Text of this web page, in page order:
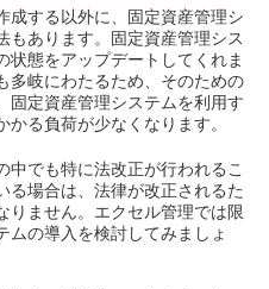
成する以外に、固定資産管理シ
もあります。固定資産管理シス
状態をアップデートしてくれま
多岐にわたるため、そのための
固定資産管理システムを利用す
る負荷が少なくなります。
中でも特に法改正が行われるこ
る場合は、法律が改正されるた
りません。エクセル管理では限
ムの導入を検討してみましょ